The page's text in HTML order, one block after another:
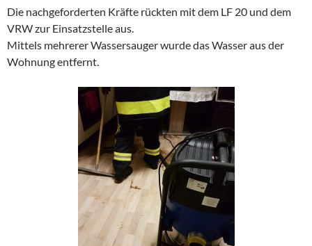
Die nachgeforderten Kräfte rückten mit dem LF 20 und dem
VRW zur Einsatzstelle aus.
Mittels mehrerer Wassersauger wurde das Wasser aus der
Wohnung entfernt.